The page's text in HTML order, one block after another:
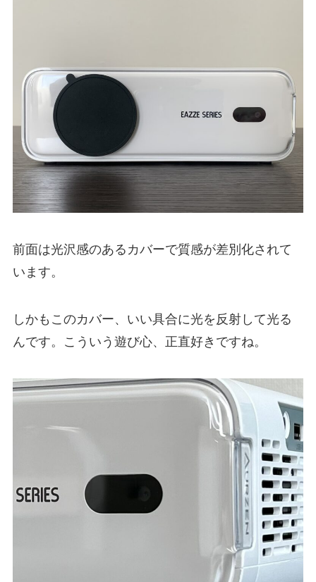
前面は光沢感のあるカバーで質感が差別化されて
います。
しかもこのカバー、いい具合に光を反射して光る
んです。こういう遊び心、正直好きですね。